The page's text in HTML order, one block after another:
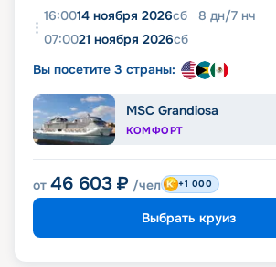
16:0014 ноября 2026сб 8 дн/7 нч
07:0021 ноября 2026сб
Вы посетите 3 страны:
MSC Grandiosa
КОМФОРТ
от 46 603 ₽ /чел +1 000
Выбрать круиз